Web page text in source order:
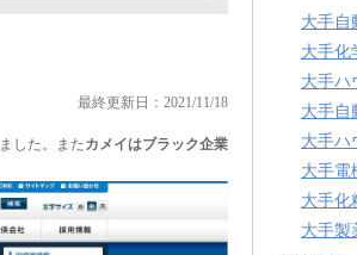
最終更新日：2021/11/18
した。またカメイはブラック企業
大手自
大手化
大手ハ
大手自
大手ハ
大手電
大手化
大手製